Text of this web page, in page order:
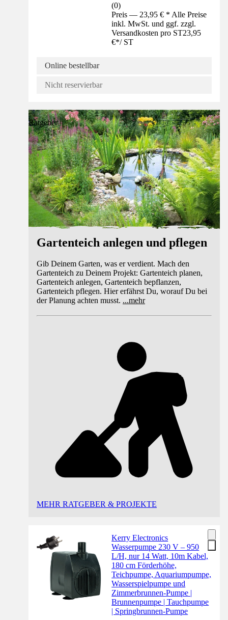
(0)
Preis — 23,95 € * Alle Preise
inkl. MwSt. und ggf. zzgl.
Versandkosten pro ST23,95
€*/ ST
Online bestellbar
Nicht reservierbar
Ratgeber
Gartenteich anlegen und pflegen
Gib Deinem Garten, was er verdient. Mach den
Gartenteich zu Deinem Projekt: Gartenteich planen,
Gartenteich anlegen, Gartenteich bepflanzen,
Gartenteich pflegen. Hier erfährst Du, worauf Du bei
der Planung achten musst. ...mehr
MEHR RATGEBER & PROJEKTE
Kerry Electronics
Wasserpumpe 230 V – 950
L/H, nur 14 Watt, 10m Kabel,
180 cm Förderhöhe,
Teichpumpe, Aquariumpumpe,
Wasserspielpumpe und
Zimmerbrunnen-Pumpe |
Brunnenpumpe | Tauchpumpe
| Springbrunnen-Pumpe